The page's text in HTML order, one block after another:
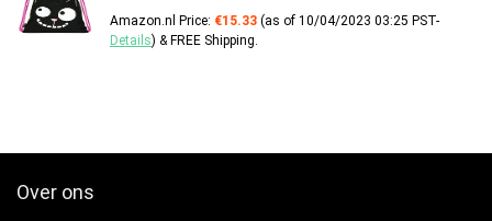
Amazon.nl Price: €15.33 (as of 10/04/2023 03:25 PST-
Details) & FREE Shipping.
Over ons